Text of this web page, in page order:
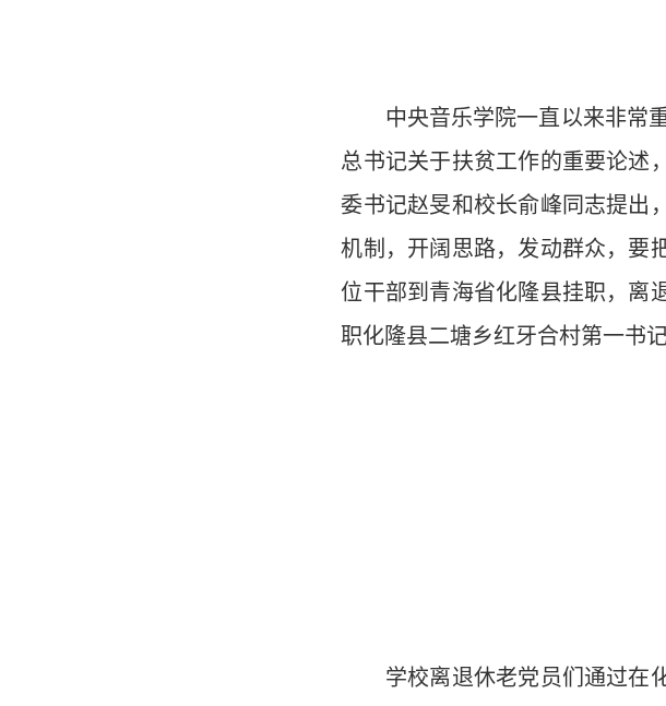
中央音乐学院一直以来非常重
总书记关于扶贫工作的重要论述
委书记赵旻和校长俞峰同志提出
机制，开阔思路，发动群众，要
位干部到青海省化隆县挂职，离
职化隆县二塘乡红牙合村第一书记
学校离退休老党员们通过在化